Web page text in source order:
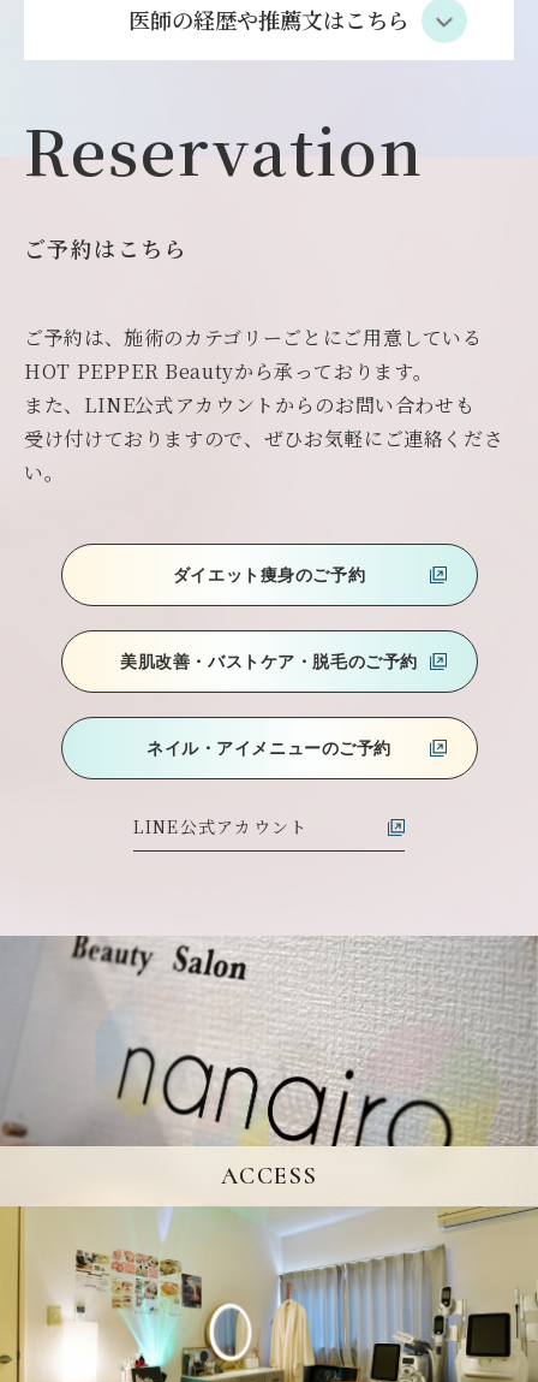
医師の経歴や推薦文はこちら
Reservation
ご予約はこちら
ご予約は、施術のカテゴリーごとにご用意している
HOT PEPPER Beautyから承っております。
また、LINE公式アカウントからのお問い合わせも
受け付けておりますので、ぜひお気軽にご連絡くださ
い。
ダイエット痩身のご予約
美肌改善・バストケア ・脱毛のご予約
ネイル・アイメニューのご予約
LINE公式アカウント
ACCESS